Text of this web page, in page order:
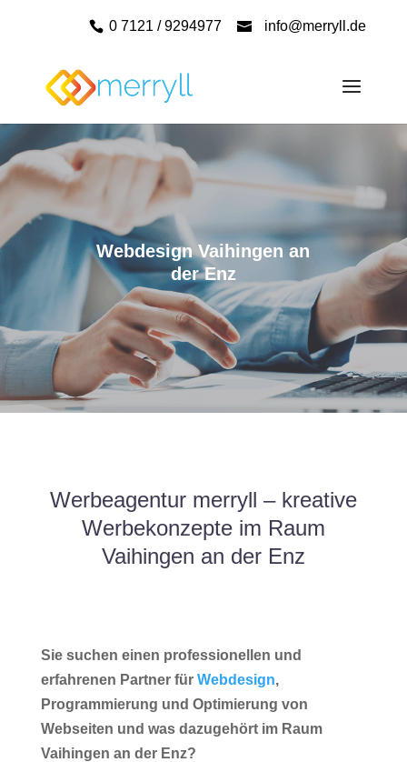
0 7121 / 9294977 info@merryll.de
Webdesign Vaihingen an
der Enz
Werbeagentur merryll – kreative
Werbekonzepte im Raum
Vaihingen an der Enz
Sie suchen einen professionellen und
erfahrenen Partner für Webdesign,
Programmierung und Optimierung von
Webseiten und was dazugehört im Raum
Vaihingen an der Enz?